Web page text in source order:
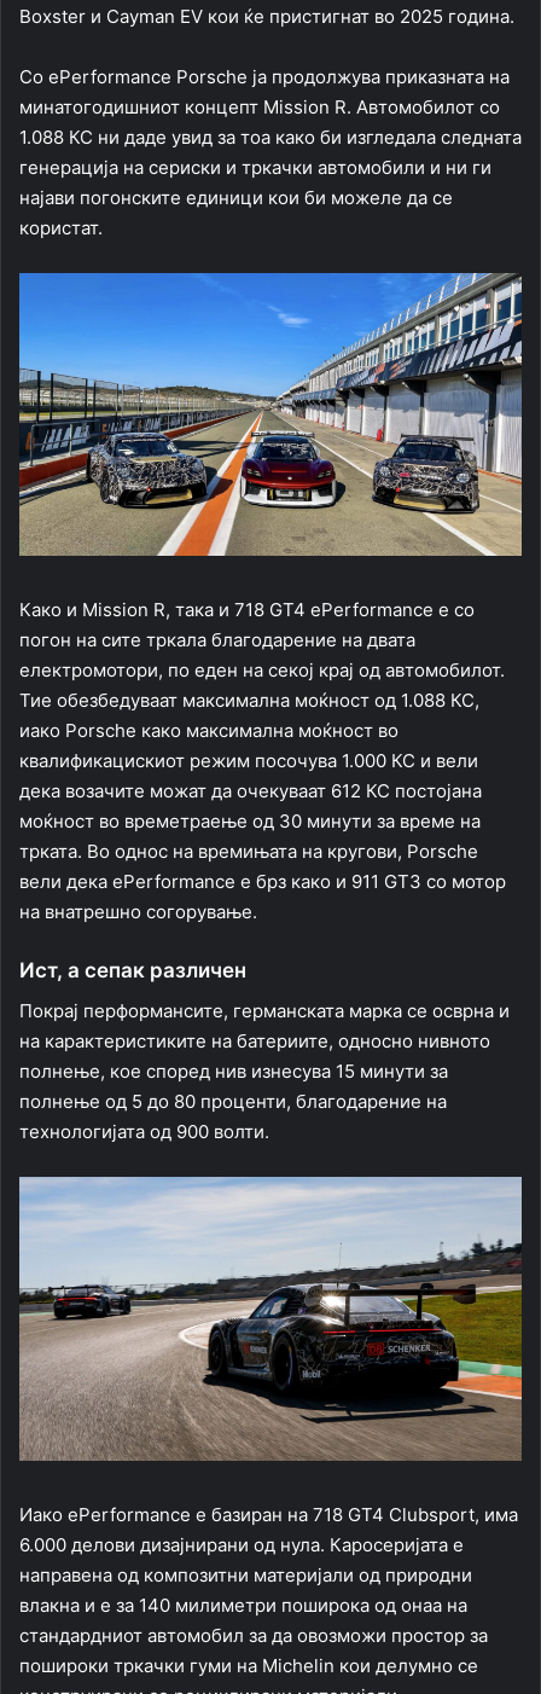
Boxster и Cayman EV кои ќе пристигнат во 2025 година.
Со ePerformance Porsche ја продолжува приказната на
минатогодишниот концепт Mission R. Автомобилот со
1.088 КС ни даде увид за тоа како би изгледала следната
генерација на сериски и тркачки автомобили и ни ги
најави погонските единици кои би можеле да се
користат.
Како и Mission R, така и 718 GT4 ePerformance е со
погон на сите тркала благодарение на двата
електромотори, по еден на секој крај од автомобилот.
Тие обезбедуваат максимална моќност од 1.088 КС,
иако Porsche како максимална моќност во
квалификацискиот режим посочува 1.000 КС и вели
дека возачите можат да очекуваат 612 КС постојана
моќност во времетраење од 30 минути за време на
трката. Во однос на времињата на кругови, Porsche
вели дека ePerformance е брз како и 911 GT3 со мотор
на внатрешно согорување.
Ист, а сепак различен
Покрај перформансите, германската марка се осврна и
на карактеристиките на батериите, односно нивното
полнење, кое според нив изнесува 15 минути за
полнење од 5 до 80 проценти, благодарение на
технологијата од 900 волти.
Иако ePerformance е базиран на 718 GT4 Clubsport, има
6.000 делови дизајнирани од нула. Каросеријата е
направена од композитни материјали од природни
влакна и е за 140 милиметри поширока од онаа на
стандардниот автомобил за да овозможи простор за
пошироки тркачки гуми на Michelin кои делумно се